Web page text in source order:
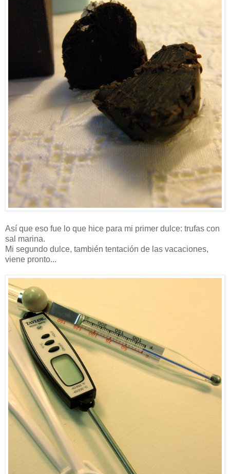
Así que eso fue lo que hice para mi primer dulce: trufas con
sal marina.
Mi segundo dulce, también tentación de las vacaciones,
viene pronto...